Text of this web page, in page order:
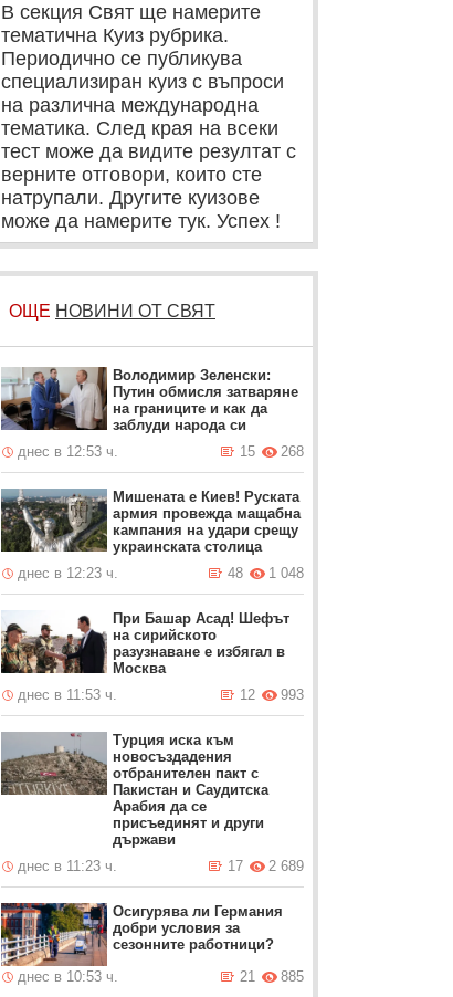
В секция Свят ще намерите
тематична Куиз рубрика.
Периодично се публикува
специализиран куиз с въпроси
на различна международна
тематика. След края на всеки
тест може да видите резултат с
верните отговори, които сте
натрупали. Другите куизове
може да намерите тук. Успех !
ОЩЕ НОВИНИ ОТ СВЯТ
Володимир Зеленски:
Путин обмисля затваряне
на границите и как да
заблуди народа си
днес в 12:53 ч.
268
15
Мишената е Киев! Руската
армия провежда мащабна
кампания на удари срещу
украинската столица
днес в 12:23 ч.
1 048
48
При Башар Асад! Шефът
на сирийското
разузнаване е избягал в
Москва
днес в 11:53 ч.
993
12
Турция иска към
новосъздадения
отбранителен пакт с
Пакистан и Саудитска
Арабия да се
присъединят и други
държави
днес в 11:23 ч.
2 689
17
Осигурява ли Германия
добри условия за
сезонните работници?
днес в 10:53 ч.
885
21